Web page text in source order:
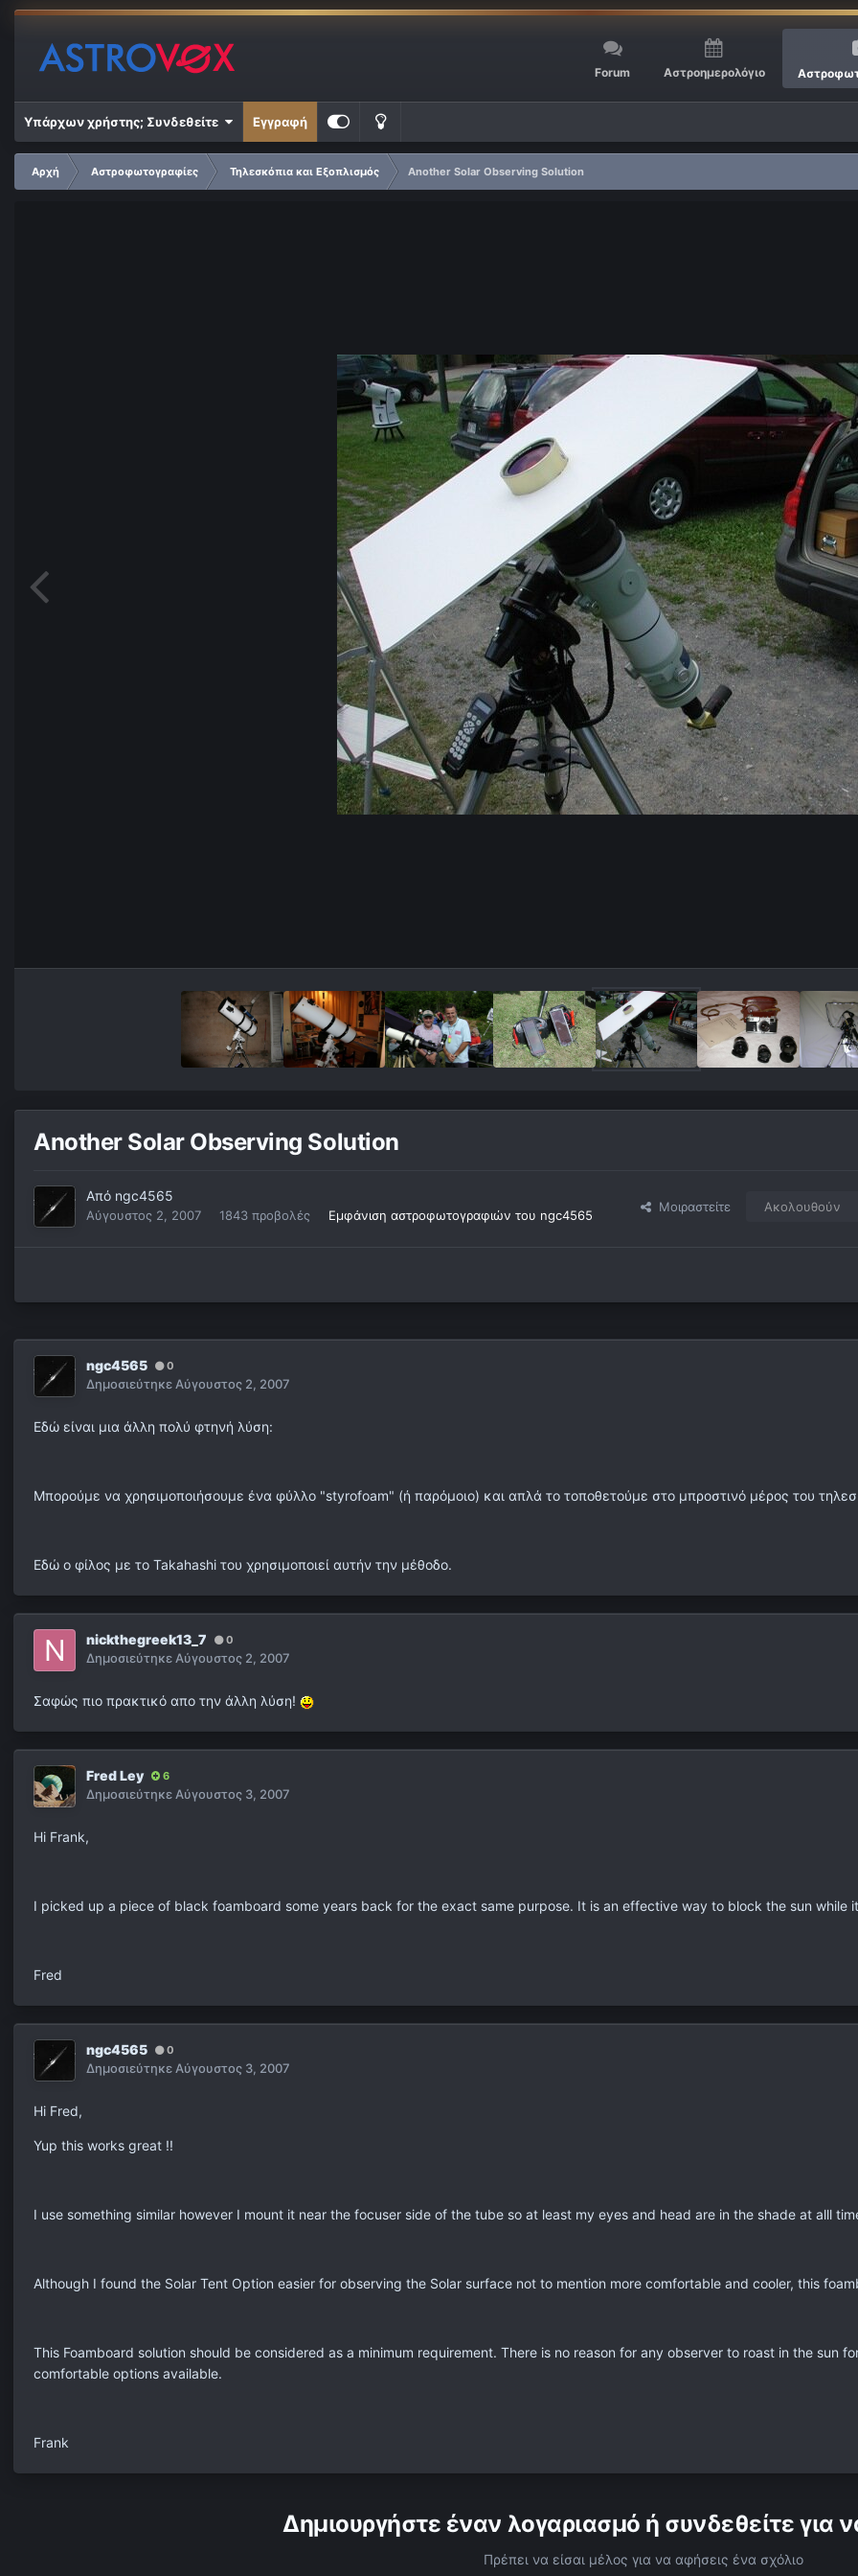
Forum Αστροημερολόγιο
Υπάρχων χρήστης; Συνδεθείτε Εγγραφή
Αρχή Αστροφωτογραφίες Τηλεσκόπια και Εξοπλισμός
Another Solar Observing Solution
Another Solar Observing Solution
Από ngc4565
Αύγουστος 2, 2007 1843 προβολές Εμφάνιση αστροφωτογραφιών του ngc4565
Μοιραστείτε Ακολουθούν
ngc4565 0
ΔημοσιεύτηκεΑύγουστος 2, 2007
Εδώ είναι μια άλλη πολύ φτηνή λύση:
Mπορούμε να χρησιμοποιήσουμε ένα φύλλο "styrofoam" (ή παρόμοιο) και απλά το τοποθετούμε στο μπροστινό μέρος του
Εδώ ο φίλος με το Takahashi του χρησιμοποιεί αυτήν την μέθοδο.
nickthegreek13_7 0
ΔημοσιεύτηκεΑύγουστος 2, 2007
Σαφώς πιο πρακτικό απο την άλλη λύση!
Fred Ley 6
ΔημοσιεύτηκεΑύγουστος 3, 2007
Hi Frank,
I picked up a piece of black foamboard some years back for the exact same purpose. It is an effective way to block the sun while
Fred
ngc4565 0
ΔημοσιεύτηκεΑύγουστος 3, 2007
Hi Fred,
Yup this works great !!
I use something similar however I mount it near the focuser side of the tube so at least my eyes and head are in the shade at alll
Although I found the Solar Tent Option easier for observing the Solar surface not to mention more comfortable and cooler, this
This Foamboard solution should be considered as a minimum requirement. There is no reason for any observer to roast in the sun
comfortable options available.
Frank
Δημιουργήστε έναν λογαριασμό ή συνδεθείτε για
Πρέπει να είσαι μέλος για να αφήσεις ένα σχόλιο